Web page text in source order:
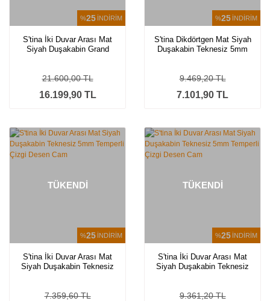
%25 İNDİRİM
S'tina İki Duvar Arası Mat
Siyah Duşakabin Grand
16.199,90 TL
21.600,00 TL
%25 İNDİRİM
S'tina Dikdörtgen Mat Siyah
Duşakabin Teknesiz 5mm
7.101,90 TL
9.469,20 TL
%25 İNDİRİM
TÜKENDİ
S'tina İki Duvar Arası Mat
Siyah Duşakabin Teknesiz
7.359,60 TL
%25 İNDİRİM
TÜKENDİ
S'tina İki Duvar Arası Mat
Siyah Duşakabin Teknesiz
9.361,20 TL